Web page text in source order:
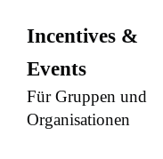
Incentives &
Events
Für Gruppen und
Organisationen